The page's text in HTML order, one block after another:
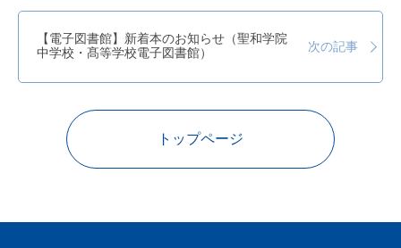
【電子図書館】新着本のお知らせ（聖和学院
中学校・髙等学校電子図書館）
次の記事
トップページ